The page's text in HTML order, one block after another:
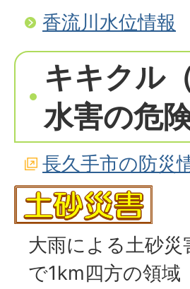
香流川水位情報
キキクル
水害の危
長久手市の防災
大雨による土砂
で1km四方の領